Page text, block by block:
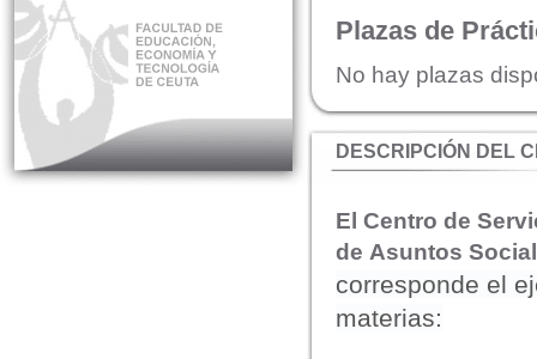
El Prácticum en los
estudios de grado
Educación Primaria
Educación Social
Plazas de
No hay plazas
DESCRIPCIÓN DEL
El Centro de
de Asuntos
corresponde el
materias: